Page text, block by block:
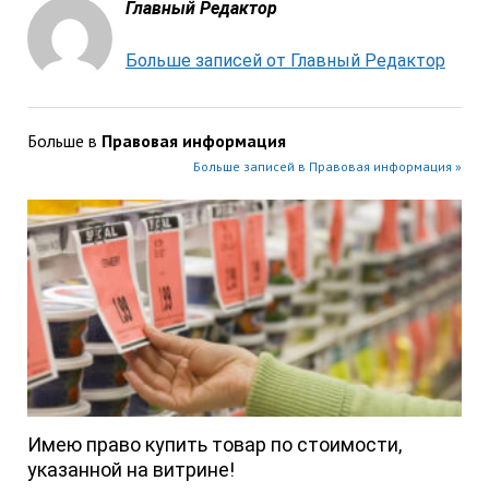
Главный Редактор
Больше записей от Главный Редактор
Больше в Правовая информация
Больше записей в Правовая информация »
Имею право купить товар по стоимости,
указанной на витрине!